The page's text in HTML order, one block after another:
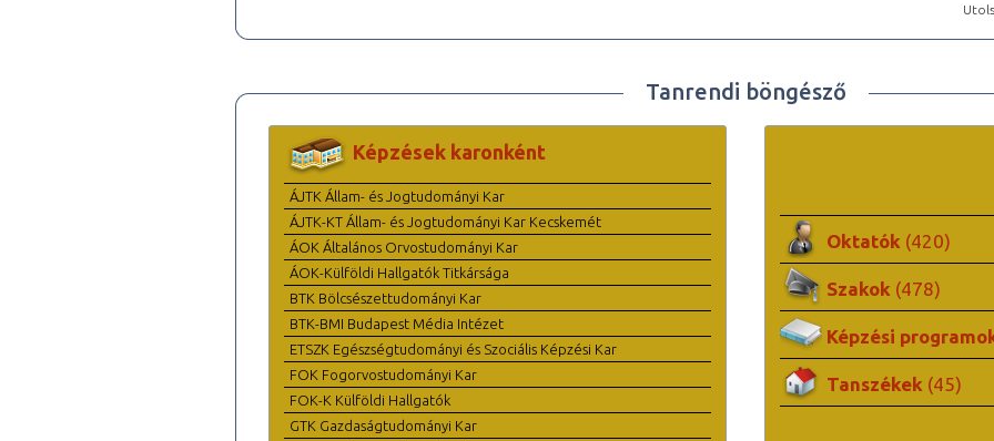
Tanrendi böngésző
Képzések karonként
ÁJTK Állam- és Jogtudományi Kar
ÁJTK-KT Állam- és Jogtudományi Kar Kecskemét
ÁOK Általános Orvostudományi Kar
ÁOK-Külföldi Hallgatók Titkársága
BTK Bölcsészettudományi Kar
BTK-BMI Budapest Média Intézet
ETSZK Egészségtudományi és Szociális Képzési Kar
FOK Fogorvostudományi Kar
FOK-K Külföldi Hallgatók
GTK Gazdaságtudományi Kar
Oktatók (420)
Szakok (478)
Képzési
Tanszékek (45)